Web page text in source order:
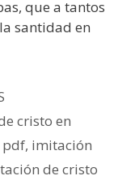
que a tantos
santidad en
cristo en
pdf, imitación
de cristo